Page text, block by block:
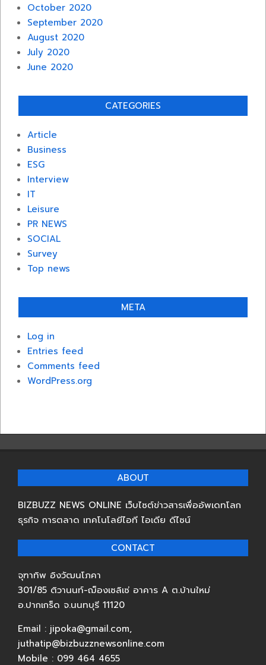
October 2020
September 2020
August 2020
July 2020
June 2020
CATEGORIES
Article
Business
ESG
Interview
IT
Leisure
PR NEWS
SOCIAL
Survey
Top news
META
Log in
Entries feed
Comments feed
WordPress.org
ABOUT
BIZBUZZ NEWS ONLINE เว็บไซต์ข่าวสารเพื่ออัพเดทโลก
ธุรกิจ การตลาด เทคโนโลยีไอที ไอเดีย ดีไซน์
CONTACT
จุฑาทิพ อิงวัฒนโภคา
301/85 ติวานนท์-ฌ็องเซลิเซ่ อาคาร A ต.บ้านใหม่
อ.ปากเกร็ด จ.นนทบุรี 11120
Email : jipoka@gmail.com,
juthatip@bizbuzznewsonline.com
Mobile : 099 464 4655